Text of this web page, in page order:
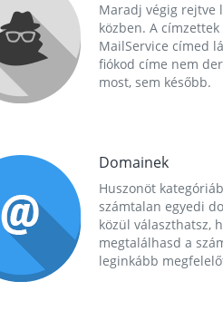
Maradj végig rejtve
közben. A címzettek
MailService címed
fiókod címe nem
most, sem később.
Domainek
Huszonöt
számtalan egyedi
közül választhatsz,
megtalálhasd a
leginkább